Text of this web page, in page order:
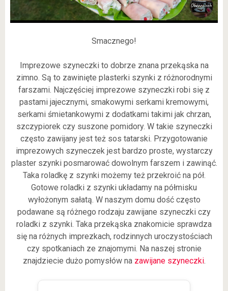
Smacznego!
Imprezowe szyneczki to dobrze znana przekąska na
zimno. Są to zawinięte plasterki szynki z różnorodnymi
farszami. Najczęściej imprezowe szyneczki robi się z
pastami jajecznymi, smakowymi serkami kremowymi,
serkami śmietankowymi z dodatkami takimi jak chrzan,
szczypiorek czy suszone pomidory. W takie szyneczki
często zawijany jest też sos tatarski. Przygotowanie
imprezowych szyneczek jest bardzo proste, wystarczy
plaster szynki posmarować dowolnym farszem i zawinąć.
Taka roladkę z szynki możemy też przekroić na pół.
Gotowe roladki z szynki układamy na półmisku
wyłożonym sałatą. W naszym domu dość często
podawane są różnego rodzaju zawijane szyneczki czy
roladki z szynki. Taka przekąska znakomicie sprawdza
się na różnych imprezkach, rodzinnych uroczystościach
czy spotkaniach ze znajomymi. Na naszej stronie
znajdziecie dużo pomysłów na zawijane szyneczki.